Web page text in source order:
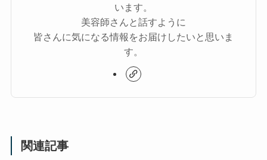
います。
美容師さんと話すように
皆さんに気になる情報をお届けしたいと思いま
す。
関連記事